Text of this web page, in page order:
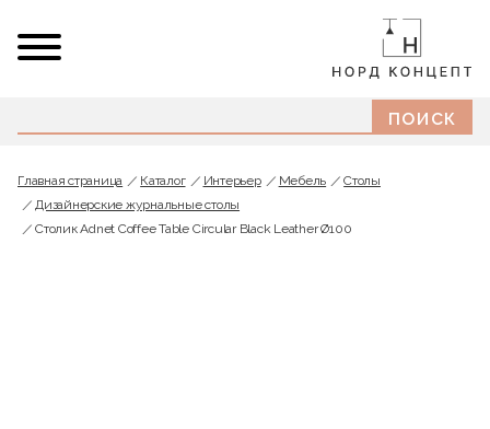
Главная страница Каталог Интерьер Мебель
Cтолы
Дизайнерские журнальные столы
Столик Adnet Coffee Table Circular Black Leather Ø100